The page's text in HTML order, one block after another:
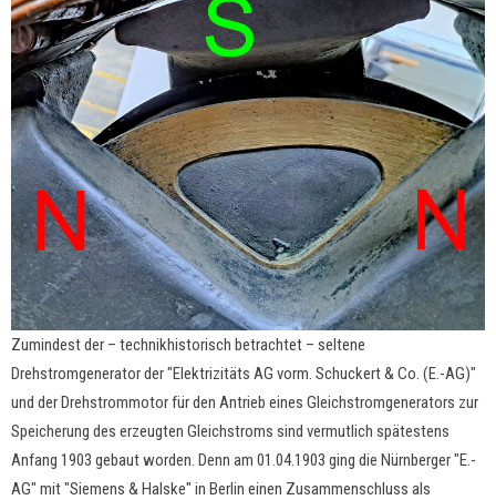
Zumindest der – technikhistorisch betrachtet – seltene
Drehstromgenerator der "Elektrizitäts AG vorm. Schuckert & Co. (E.-AG)"
und der Drehstrommotor für den Antrieb eines Gleichstromgenerators zur
Speicherung des erzeugten Gleichstroms sind vermutlich spätestens
Anfang 1903 gebaut worden. Denn am 01.04.1903 ging die Nürnberger "E.-
AG" mit "Siemens & Halske" in Berlin einen Zusammenschluss als